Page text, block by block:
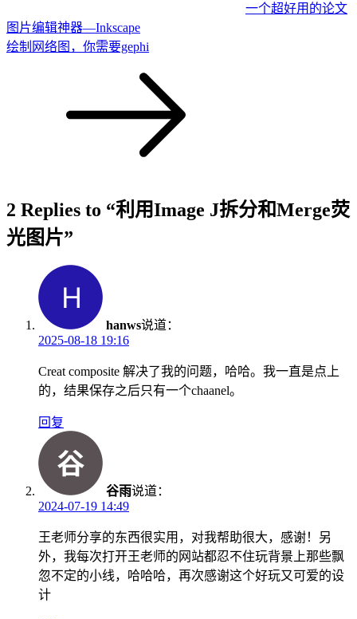
一个超好用的论文
图片编辑神器—Inkscape
绘制网络图，你需要gephi
2 Replies to “利用Image J拆分和Merge荧
光图片”
hanws说道：
2025-08-18 19:16
Creat composite 解决了我的问题，哈哈。我一直是点上
的，结果保存之后只有一个chaanel。
回复
谷雨说道：
2024-07-19 14:49
王老师分享的东西很实用，对我帮助很大，感谢！另
外，我每次打开王老师的网站都忍不住玩背景上那些飘
忽不定的小线，哈哈哈，再次感谢这个好玩又可爱的设
计